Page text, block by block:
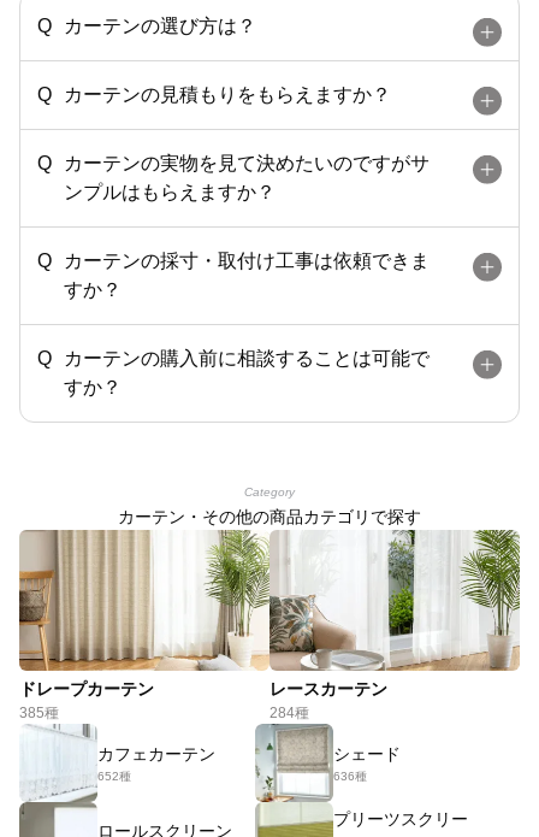
カーテンの選び方は？
カーテンの見積もりをもらえますか？
カーテンの実物を見て決めたいのですがサ
ンプルはもらえますか？
カーテンの採寸・取付け工事は依頼できま
すか？
カーテンの購入前に相談することは可能で
すか？
Category
カーテン・その他の商品カテゴリで探す
ドレープカーテン
385種
レースカーテン
284種
カフェカーテン
652種
シェード
636種
ロールスクリーン
プリーツスクリー